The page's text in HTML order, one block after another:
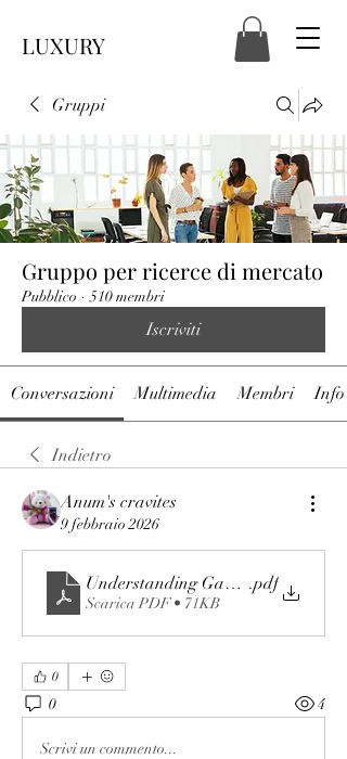
LUXURY
Gruppi
Gruppo per ricerce di mercato
Pubblico · 510 membri
Iscriviti
Conversazioni Multimedia Membri Info
Indietro
Anum's cravites
9 febbraio 2026
Understanding Gambling_ Risks,
.pdf
Scarica PDF • 71KB
0
0 4
Scrivi un commento...